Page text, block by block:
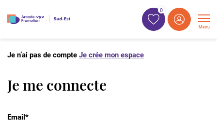
0
Menu
Je n’ai pas de compte Je crée mon espace
Je me connecte
Email*